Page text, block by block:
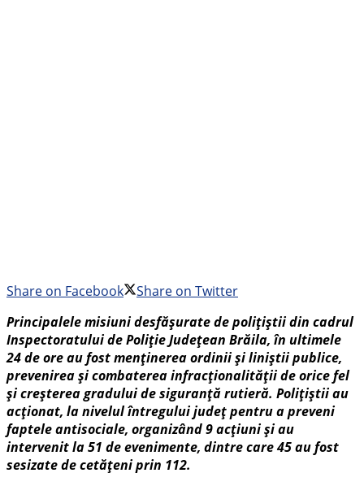
Share on Facebook
Share on Twitter
Principalele misiuni desfășurate de polițiștii din cadrul
Inspectoratului de Poliție Județean Brăila, în ultimele
24 de ore au fost menținerea ordinii și liniștii publice,
prevenirea și combaterea infracționalității de orice fel
și creșterea gradului de siguranță rutieră. Polițiștii au
acționat, la nivelul întregului județ pentru a preveni
faptele antisociale, organizând 9 acțiuni și au
intervenit la 51 de evenimente, dintre care 45 au fost
sesizate de cetățeni prin 112.